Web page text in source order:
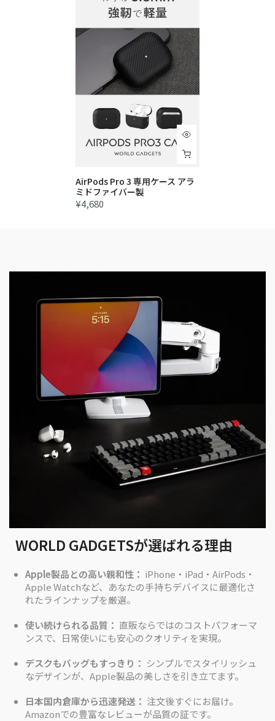
AirPods Pro 3 専用ケース アラ
ミドファイバー製
¥4,680
WORLD GADGETSが選ばれる理由
Apple製品との高い親和性： iPhone・iPad・AirPods・
Apple Watchなど、あなたの手持ちデバイスに最適化さ
れたラインナップを厳選。
使い続けられる品質： 直販ならではのコストパフォーマ
ンスで、日常使いにも安心のクオリティを実現。
デスクもバッグもすっきり： シンプルでスタイリッシュ
なデザインが、Apple製品の美しさを引き立てます。
日本国内倉庫から迅速発送： 注文後すぐにお届け。
Amazonでの豊富なレビューが品質の証です。